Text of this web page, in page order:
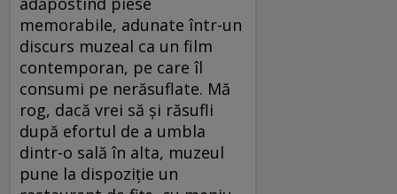
memorabile, adunate într-un
discurs muzeal ca un film
contemporan, pe care îl
consumi pe nerăsuflate. Mă
rog, dacă vrei să şi răsufli
după efortul de a umbla
dintr-o sală în alta, muzeul
pune la dispoziţie un